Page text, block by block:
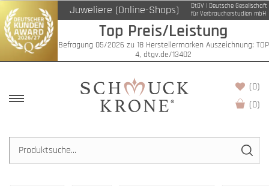
Juweliere (Online-Shops)
DtGV | Deutsche Gesellschaft
für Verbraucherstudien mbH
Top Preis/Leistung
Befragung 05/2026 zu 18 Herstellermarken Auszeichnung: TOP
4, dtgv.de/13402
(0)
(0)